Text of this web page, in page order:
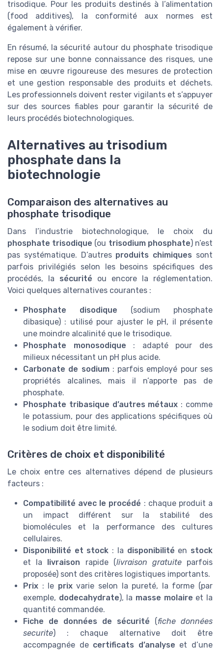
trisodique. Pour les produits destinés à l’alimentation
(food additives), la conformité aux normes est
également à vérifier.
En résumé, la sécurité autour du phosphate trisodique
repose sur une bonne connaissance des risques, une
mise en œuvre rigoureuse des mesures de protection
et une gestion responsable des produits et déchets.
Les professionnels doivent rester vigilants et s’appuyer
sur des sources fiables pour garantir la sécurité de
leurs procédés biotechnologiques.
Alternatives au trisodium
phosphate dans la
biotechnologie
Comparaison des alternatives au
phosphate trisodique
Dans l’industrie biotechnologique, le choix du
phosphate trisodique (ou trisodium phosphate) n’est
pas systématique. D’autres produits chimiques sont
parfois privilégiés selon les besoins spécifiques des
procédés, la sécurité ou encore la réglementation.
Voici quelques alternatives courantes :
Phosphate disodique (sodium phosphate
dibasique) : utilisé pour ajuster le pH, il présente
une moindre alcalinité que le trisodique.
Phosphate monosodique : adapté pour des
milieux nécessitant un pH plus acide.
Carbonate de sodium: parfois employé pour ses
propriétés alcalines, mais il n’apporte pas de
phosphate.
Phosphate tribasique d’autres métaux : comme
le potassium, pour des applications spécifiques où
le sodium doit être limité.
Critères de choix et disponibilité
Le choix entre ces alternatives dépend de plusieurs
facteurs :
Compatibilité avec le procédé : chaque produit a
un impact différent sur la stabilité des
biomolécules et la performance des cultures
cellulaires.
Disponibilité et stock : la disponibilité en stock
et la livraison rapide (livraison gratuiteparfois
proposée) sont des critères logistiques importants.
Prix : le prixvarie selon la pureté, la forme (par
exemple, dodecahydrate), la masse molaire et la
quantité commandée.
Fiche de données de sécurité (fiche données
securite) : chaque alternative doit être
accompagnée de certificats d’analyse et d’une